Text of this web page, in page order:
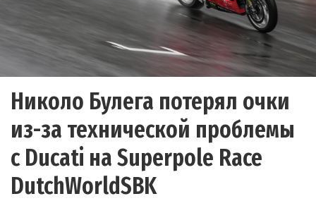
Николо Булега потерял очки
из-за технической проблемы
с Ducati на Superpole Race
DutchWorldSBK